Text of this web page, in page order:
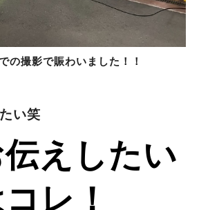
の撮影で賑わいました！！
い笑
えしたい
レ！